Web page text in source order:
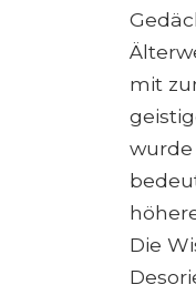
mit
wurde
Die